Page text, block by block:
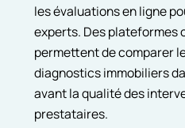
les évaluations en ligne
experts. Des plateformes
permettent de comparer
diagnostics immobiliers
avant la qualité des
prestataires.